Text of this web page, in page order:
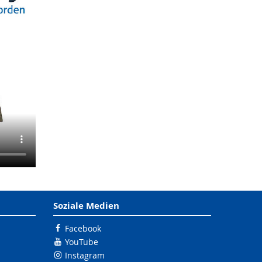
Soziale Medien
Facebook
YouTube
Instagram